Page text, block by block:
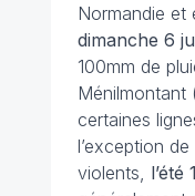
Normandie et
dimanche 6
100mm de
Ménilmontant
certaines
l’exception
violents, l’été